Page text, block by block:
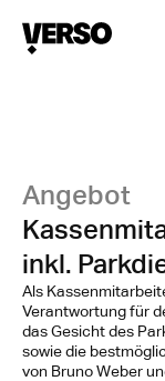
Angebot
inkl.
Als
Verantwortung für
das Gesicht des
sowie die
von Bruno Weber